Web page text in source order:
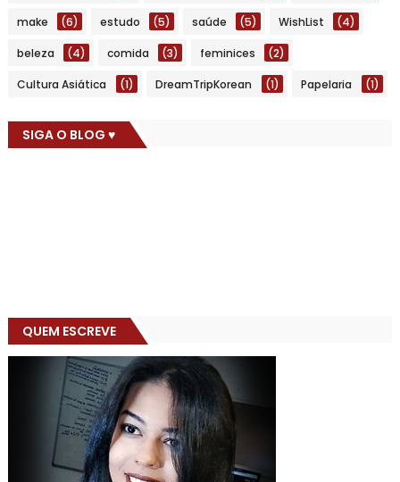
make (6) estudo (5) saúde (5) WishList (4)
beleza (4) comida (3) feminices (2)
Cultura Asiática (1) DreamTripKorean (1) Papelaria (1)
SIGA O BLOG ♥
QUEM ESCREVE